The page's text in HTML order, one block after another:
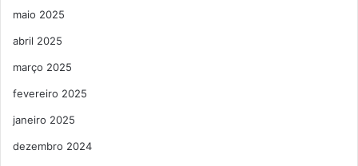
maio 2025
abril 2025
março 2025
fevereiro 2025
janeiro 2025
dezembro 2024